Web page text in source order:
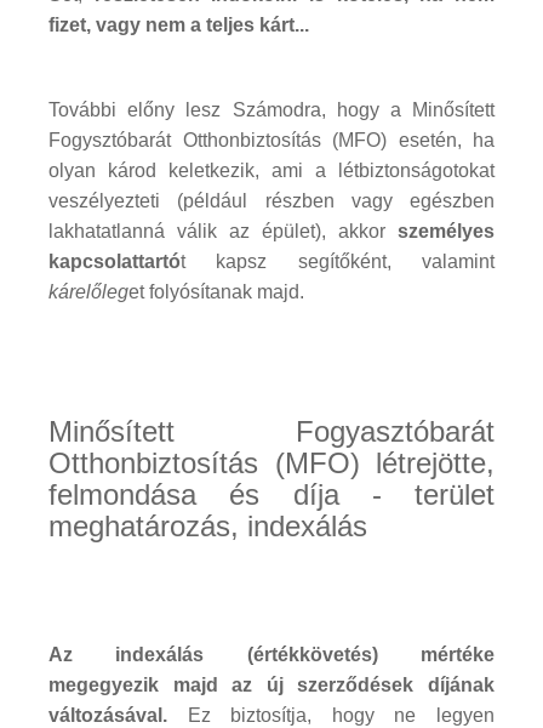
fizet, vagy nem a teljes kárt...
További előny lesz Számodra, hogy a Minősített
Fogysztóbarát Otthonbiztosítás (MFO) esetén, ha
olyan károd keletkezik, ami a létbiztonságotokat
veszélyezteti (például részben vagy egészben
lakhatatlanná válik az épület), akkor személyes
kapcsolattartót kapsz segítőként, valamint
kárelőleget folyósítanak majd.
Minősített Fogyasztóbarát
Otthonbiztosítás (MFO) létrejötte,
felmondása és díja - terület
meghatározás, indexálás
Az indexálás (értékkövetés) mértéke
megegyezik majd az új szerződések díjának
változásával. Ez biztosítja, hogy ne legyen